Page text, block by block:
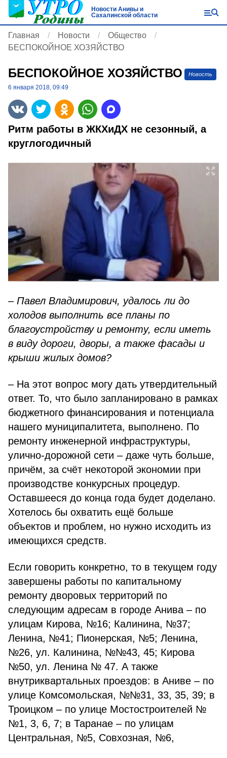
Новости Анивы и
Сахалинской области
Главная Новости
Общество
БЕСПОКОЙНОЕ ХОЗЯЙСТВО
БЕСПОКОЙНОЕ ХОЗЯЙСТВО Новость
6 января 2018, 09:49
Ритм работы в ЖКХиДХ не сезонный, а
круглогодичный
– Павел Владимирович, удалось ли до
холодов выполнить все планы по
благоустройству и ремонту, если иметь
в виду дороги, дворы, а также фасады и
крыши жилых домов?
– На этот вопрос могу дать утвердительный
ответ. То, что было запланировано в рамках
бюджетного финансирования и потенциала
нашего муниципалитета, выполнено. По
ремонту инженерной инфраструктуры,
улично-дорожной сети – даже чуть больше,
причём, за счёт некоторой экономии при
производстве конкурсных процедур.
Оставшееся до конца года будет доделано.
Хотелось бы охватить ещё больше
объектов и проблем, но нужно исходить из
имеющихся средств.
Если говорить конкретно, то в текущем году
завершены работы по капитальному
ремонту дворовых территорий по
следующим адресам в городе Анива – по
улицам Кирова, №16; Калинина, №37;
Ленина, №41; Пионерская, №5; Ленина,
№26, ул. Калинина, №№43, 45; Кирова
№50, ул. Ленина № 47. А также
внутриквартальных проездов: в Аниве – по
улице Комсомольская, №№31, 33, 35, 39; в
Троицком – по улице Мостостроителей №
№1, 3, 6, 7; в Таранае – по улицам
Центральная, №5, Совхозная, №6,